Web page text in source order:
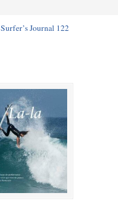
Surfer’s Journal 122